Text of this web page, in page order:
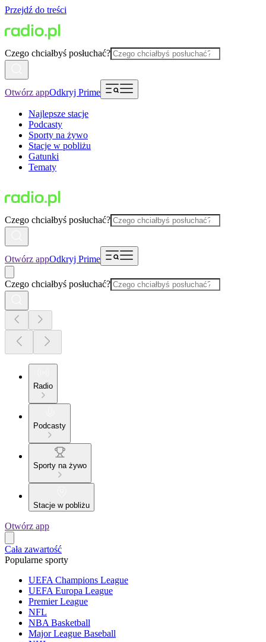
Przejdź do treści
Czego chciałbyś posłuchać?
Otwórz appOdkryj Prime
Najlepsze stacje
Podcasty
Sporty na żywo
Stacje w pobliżu
Gatunki
Tematy
Czego chciałbyś posłuchać?
Otwórz appOdkryj Prime
Czego chciałbyś posłuchać?
Radio
Podcasty
Sporty na żywo
Stacje w pobliżu
Otwórz app
Cała zawartość
Popularne sporty
UEFA Champions League
UEFA Europa League
Premier League
NFL
NBA Basketball
Major League Baseball